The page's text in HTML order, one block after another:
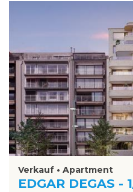
Verkauf • Apartment
EDGAR DEGAS -